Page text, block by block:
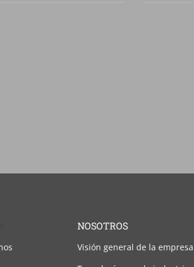
NOSOTROS
Visión general de la empresa